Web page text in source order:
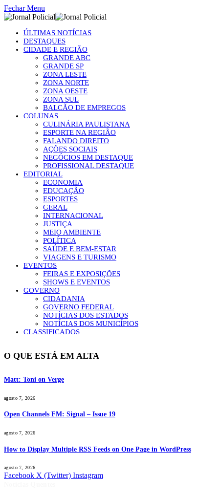
Fechar Menu
ÚLTIMAS NOTÍCIAS
DESTAQUES
CIDADE E REGIÃO
GRANDE ABC
GRANDE SP
ZONA LESTE
ZONA NORTE
ZONA OESTE
ZONA SUL
BALCÃO DE EMPREGOS
COLUNAS
CULINÁRIA PAULISTANA
ESPORTE NA REGIÃO
FALANDO DIREITO
AÇÕES SOCIAIS
NEGÓCIOS EM DESTAQUE
PROFISSIONAL DESTAQUE
EDITORIAL
ECONOMIA
EDUCAÇÃO
ESPORTES
GERAL
INTERNACIONAL
JUSTIÇA
MEIO AMBIENTE
POLÍTICA
SAÚDE E BEM-ESTAR
VIAGENS E TURISMO
EVENTOS
FEIRAS E EXPOSIÇÕES
SHOWS E EVENTOS
GOVERNO
CIDADANIA
GOVERNO FEDERAL
NOTÍCIAS DOS ESTADOS
NOTÍCIAS DOS MUNICÍPIOS
CLASSIFICADOS
O QUE ESTÁ EM ALTA
Matt: Toni on Verge
agosto 7, 2026
Open Channels FM: Signal – Issue 19
agosto 7, 2026
How to Display Multiple RSS Feeds on One Page in WordPress
agosto 7, 2026
Facebook X (Twitter) Instagram